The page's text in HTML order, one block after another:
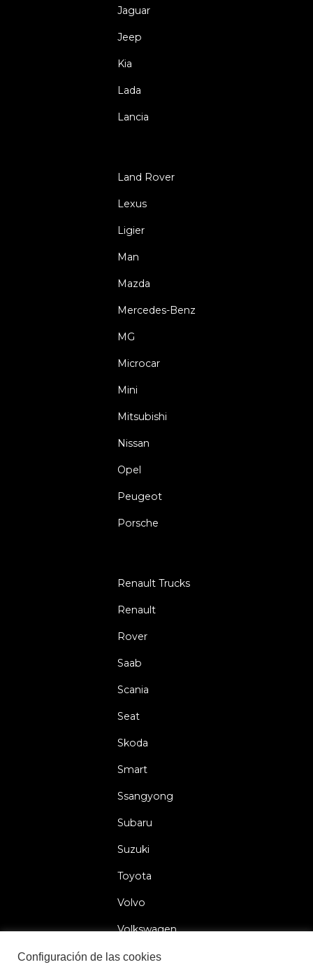
Jaguar
Jeep
Kia
Lada
Lancia
Land Rover
Lexus
Ligier
Man
Mazda
Mercedes-Benz
MG
Microcar
Mini
Mitsubishi
Nissan
Opel
Peugeot
Porsche
Renault Trucks
Renault
Rover
Saab
Scania
Seat
Skoda
Smart
Ssangyong
Subaru
Suzuki
Toyota
Volvo
Volkswagen
Configuración de las cookies